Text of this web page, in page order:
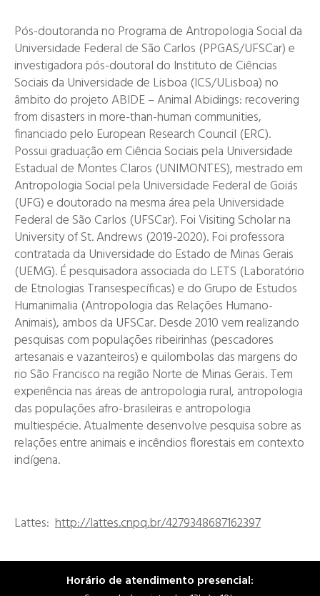
Pós-doutoranda no Programa de Antropologia Social da
Universidade Federal de São Carlos (PPGAS/UFSCar) e
investigadora pós-doutoral do Instituto de Ciências
Sociais da Universidade de Lisboa (ICS/ULisboa) no
âmbito do projeto ABIDE – Animal Abidings: recovering
from disasters in more-than-human communities,
financiado pelo European Research Council (ERC).
Possui graduação em Ciência Sociais pela Universidade
Estadual de Montes Claros (UNIMONTES), mestrado em
Antropologia Social pela Universidade Federal de Goiás
(UFG) e doutorado na mesma área pela Universidade
Federal de São Carlos (UFSCar). Foi Visiting Scholar na
University of St. Andrews (2019-2020). Foi professora
contratada da Universidade do Estado de Minas Gerais
(UEMG). É pesquisadora associada do LETS (Laboratório
de Etnologias Transespecíficas) e do Grupo de Estudos
Humanimalia (Antropologia das Relações Humano-
Animais), ambos da UFSCar. Desde 2010 vem realizando
pesquisas com populações ribeirinhas (pescadores
artesanais e vazanteiros) e quilombolas das margens do
rio São Francisco na região Norte de Minas Gerais. Tem
experiência nas áreas de antropologia rural, antropologia
das populações afro-brasileiras e antropologia
multiespécie. Atualmente desenvolve pesquisa sobre as
relações entre animais e incêndios florestais em contexto
indígena.
Lattes: http://lattes.cnpq.br/4279348687162397
Horário de atendimento presencial: